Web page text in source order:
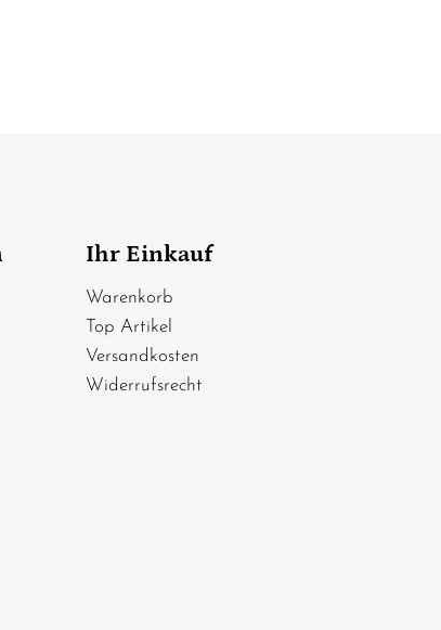
Ihr Einkauf
Warenkorb
Top Artikel
Versandkosten
Widerrufsrecht